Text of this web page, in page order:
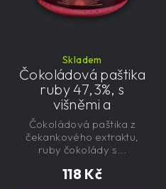
Skladem
Čokoládová paštika
ruby 47,3%, s
višněmi a
čekankovým
sirupem 100g -
nízkokalorická,
řemeslná
118 Kč
Čokoládová paštika z
čekankového extraktu,
ruby čokolády s...